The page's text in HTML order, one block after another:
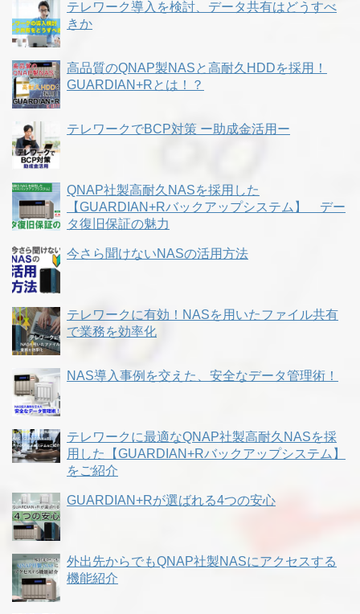
テレワーク導入を検討、データ共有はどうすべ
きか
高品質のQNAP製NASと高耐久HDDを採用！
GUARDIAN+Rとは！？
テレワークでBCP対策 ー助成金活用ー
QNAP社製高耐久NASを採用した
【GUARDIAN+Rバックアップシステム】 デー
タ復旧保証の魅力
今さら聞けないNASの活用方法
テレワークに有効！NASを用いたファイル共有
で業務を効率化
NAS導入事例を交えた、安全なデータ管理術！
テレワークに最適なQNAP社製高耐久NASを採
用した【GUARDIAN+Rバックアップシステム】
をご紹介
GUARDIAN+Rが選ばれる4つの安心
外出先からでもQNAP社製NASにアクセスする
機能紹介